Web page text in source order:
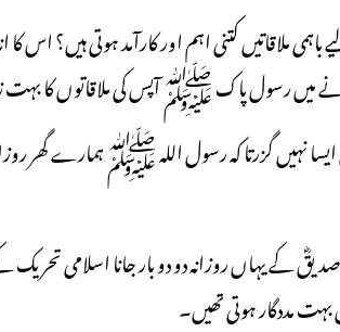
ملاقاتیں کتنی اہم اور کارآمد ہوتی ہیں؟ اس
میں رسول پاک ﷺ آپس کی ملاقاتوں کا بہت
ایسا نہیں گزرتا کہ رسول اللہ ﷺ ہمارے گھر
یہاں روزانہ دو دو بار جانا اسلامی تحریک
بہت مددگار ہوتی تھیں۔